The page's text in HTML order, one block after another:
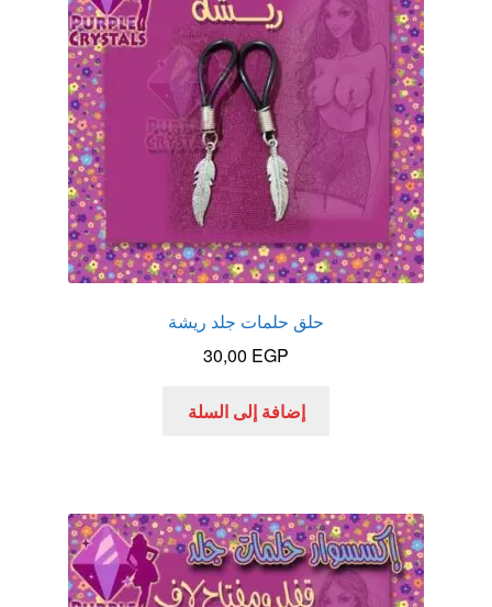
الاكثر مبيعا
العاب زوجية
المتجر
تاتوهات مثيره
حسابي
زيوت مساج و نكهات للمداعبه
عروض
علاج سرعة القذف
حلق حلمات جلد ريشة
30,00 EGP
إضافة إلى السلة